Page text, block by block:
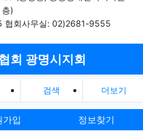
층)
협회사무실: 02)2681-9555
회 광명시지회
검색 더보기
가입 정보찾기